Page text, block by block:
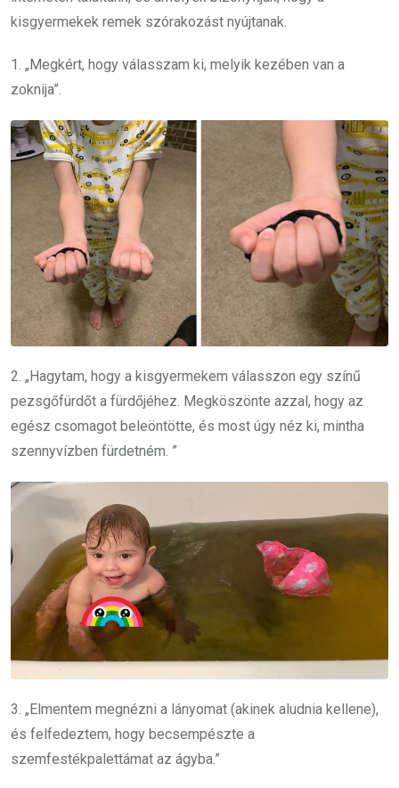
kisgyermekek remek szórakozást nyújtanak.
1. „Megkért, hogy válasszam ki, melyik kezében van a
zoknija”.
2. „Hagytam, hogy a kisgyermekem válasszon egy színű
pezsgőfürdőt a fürdőjéhez. Megköszönte azzal, hogy az
egész csomagot beleöntötte, és most úgy néz ki, mintha
szennyvízben fürdetném. ”
3. „Elmentem megnézni a lányomat (akinek aludnia kellene),
és felfedeztem, hogy becsempészte a
szemfestékpalettámat az ágyba.”